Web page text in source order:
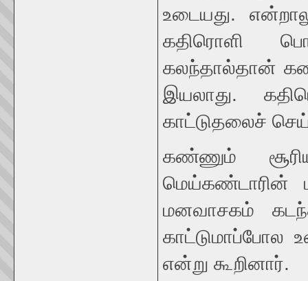
உடையது.
கதிரொளி
கலந்தால்தான்
இயலாது.
காட்டுதலைச்
கண்ணும்
மெய்கண்டாரின்
மனவாசகம்
காட்டுமாப்போல
என்று கூறினார்.